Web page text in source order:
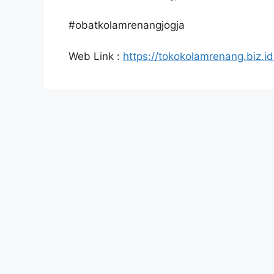
#obatkolamrenangjogja
Web Link : https://